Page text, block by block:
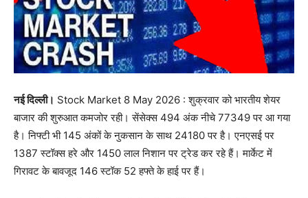
नई दिल्ली। Stock Market 8 May 2026 : शुक्रवार को भारतीय शेयर
बाजार की शुरुआत कमजोर रही। सेंसेक्स 494 अंक नीचे 77349 पर आ गया
है। निफ्टी भी 145 अंकों के नुकसान के साथ 24180 पर है। एनएसई पर
1387 स्टॉक्स हरे और 1450 लाल निशान पर ट्रेड कर रहे हैं। मार्केट में
गिरावट के बावजूद 146 स्टॉक 52 हफ्ते के हाई पर हैं।